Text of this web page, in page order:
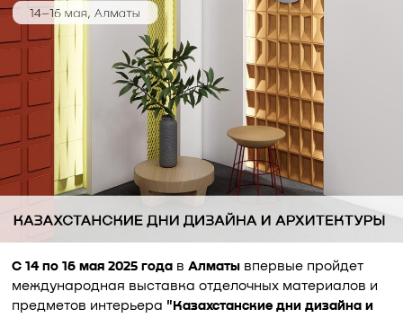
С 14 по 16 мая 2025 годав Алматывпервые пройдет
международная выставка отделочных материалов и
предметов интерьера "Казахстанские дни дизайна и